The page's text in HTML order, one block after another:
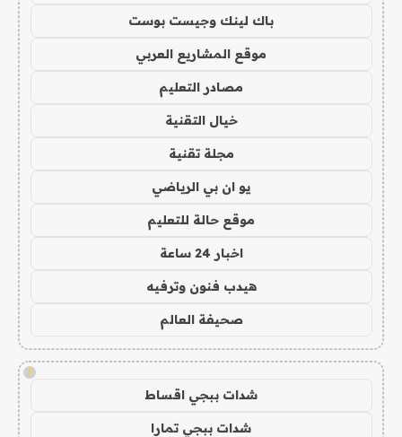
باك لينك وجيست بوست
موقع المشاريع العربي
مصادر التعليم
خيال التقنية
مجلة تقنية
يو ان بي الرياضي
موقع حالة للتعليم
اخبار 24 ساعة
هيدب فنون وترفيه
صحيفة العالم
!
شدات ببجي اقساط
شدات ببجي تمارا